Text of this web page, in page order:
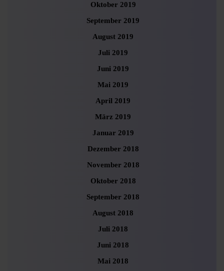
Oktober 2019
September 2019
August 2019
Juli 2019
Juni 2019
Mai 2019
April 2019
März 2019
Januar 2019
Dezember 2018
November 2018
Oktober 2018
September 2018
August 2018
Juli 2018
Juni 2018
Mai 2018